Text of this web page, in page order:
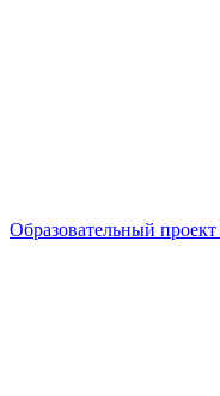
Образовательный проект